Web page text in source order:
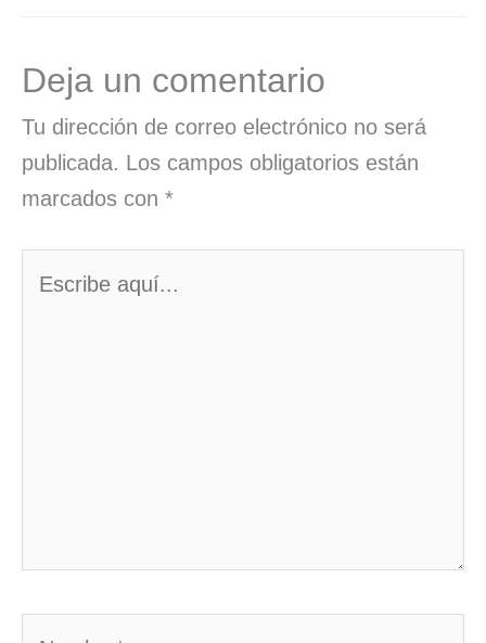
Deja un comentario
Tu dirección de correo electrónico no será
publicada. Los campos obligatorios están
marcados con *